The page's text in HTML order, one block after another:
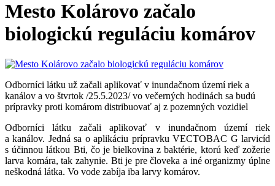
Mesto Kolárovo začalo
biologickú reguláciu komárov
Odborníci látku už začali aplikovať v inundačnom území riek a
kanálov a vo štvrtok /25.5.2023/ vo večerných hodinách sa budú
prípravky proti komárom distribuovať aj z pozemných vozidiel
Odborníci látku začali aplikovať v inundačnom území riek
a kanálov. Jedná sa o aplikáciu prípravku VECTOBAC G larvicíd
s účinnou látkou Bti, čo je bielkovina z baktérie, ktorú keď zožerie
larva komára, tak zahynie. Bti je pre človeka a iné organizmy úplne
neškodná látka. Vo vode zabíja iba larvy komárov.